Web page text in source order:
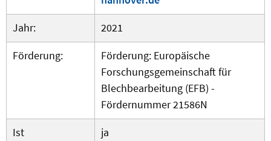
Jahr:
2021
Förderung:
Förderung: Europäische
Forschungsgemeinschaft für
Blechbearbeitung (EFB) -
Fördernummer 21586N
Ist
ja